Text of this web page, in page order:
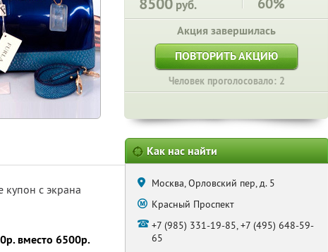
руб.
Акция завершилась
ПОВТОРИТЬ АКЦИЮ
Человек проголосовало: 2
купон с экрана
вместо 6500р.
Как нас найти
Москва, Орловский пер, д. 5
Красный Проспект
+7 (985) 331-19-85, +7 (495) 648-59-
65